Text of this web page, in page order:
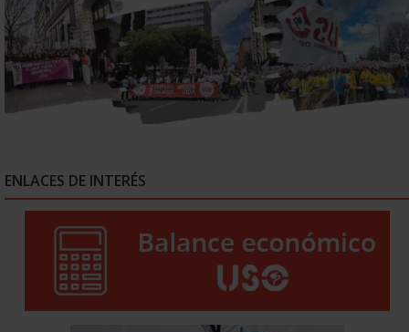
ENLACES DE INTERÉS